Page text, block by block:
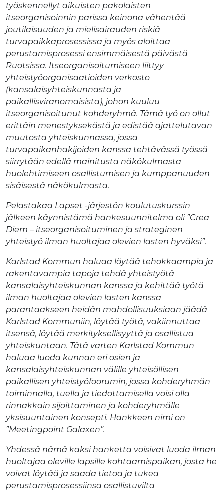
työskennellyt aikuisten pakolaisten
itseorganisoinnin parissa keinona vähentää
joutilaisuuden ja mielisairauden riskiä
turvapaikkaprosessissa ja myös aloittaa
perustamisprosessi ensimmäisestä päivästä
Ruotsissa. Itseorganisoitumiseen liittyy
yhteistyöorganisaatioiden verkosto
(kansalaisyhteiskunnasta ja
paikallisviranomaisista), johon kuuluu
itseorganisoitunut kohderyhmä. Tämä työ on ollut
erittäin menestyksekästä ja edistää ajattelutavan
muutosta yhteiskunnassa, jossa
turvapaikanhakijoiden kanssa tehtävässä työssä
siirrytään edellä mainitusta näkökulmasta
huolehtimiseen osallistumisen ja kumppanuuden
sisäisestä näkökulmasta.
Pelastakaa Lapset -järjestön koulutuskurssin
jälkeen käynnistämä hankesuunnitelma oli ”Crea
Diem – itseorganisoituminen ja strateginen
yhteistyö ilman huoltajaa olevien lasten hyväksi”.
Karlstad Kommun haluaa löytää tehokkaampia ja
rakentavampia tapoja tehdä yhteistyötä
kansalaisyhteiskunnan kanssa ja kehittää työtä
ilman huoltajaa olevien lasten kanssa
parantaakseen heidän mahdollisuuksiaan jäädä
Karlstad Kommuniin, löytää työtä, vakiinnuttaa
itsensä, löytää merkityksellisyyttä ja osallistua
yhteiskuntaan. Tätä varten Karlstad Kommun
haluaa luoda kunnan eri osien ja
kansalaisyhteiskunnan välille yhteisöllisen
paikallisen yhteistyöfoorumin, jossa kohderyhmän
toiminnalla, tuella ja tiedottamisella voisi olla
rinnakkain sijoittaminen ja kohderyhmälle
yksisuuntainen konsepti. Hankkeen nimi on
”Meetingpoint Galaxen”.
Yhdessä nämä kaksi hanketta voisivat luoda ilman
huoltajaa oleville lapsille kohtaamispaikan, josta he
voivat löytää ja saada tietoa ja tukea
perustamisprosessiinsa osallistuvilta